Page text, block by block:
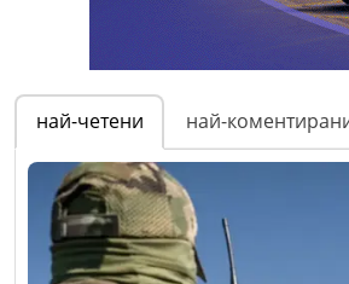
най-четени най-